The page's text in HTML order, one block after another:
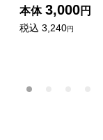
本体 3,000円
税込 3,240円